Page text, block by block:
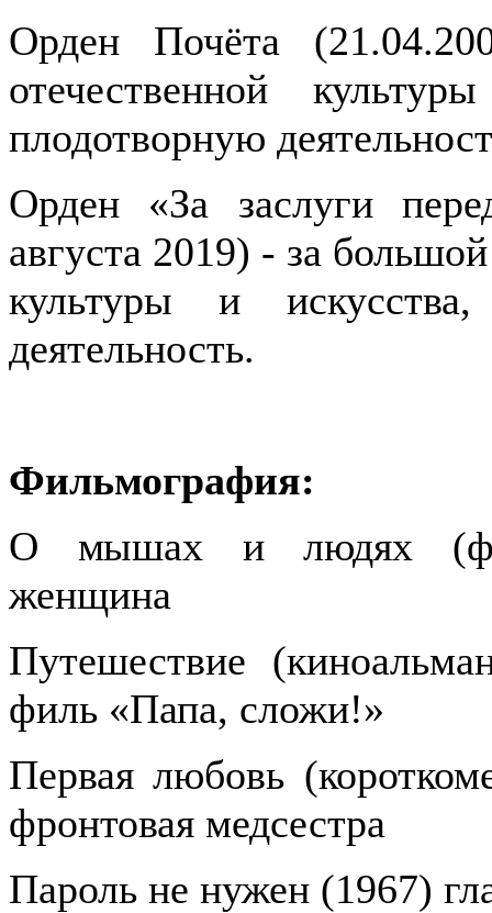
Орден Почёта
отечественной
плодотворную
Орден «За заслуги
августа 2019) - за
культуры и
деятельность.
Фильмография:
О мышах и людях
женщина
Путешествие
филь «Папа, сложи!»
Первая любовь
фронтовая медсестра
Пароль не нужен (1967)